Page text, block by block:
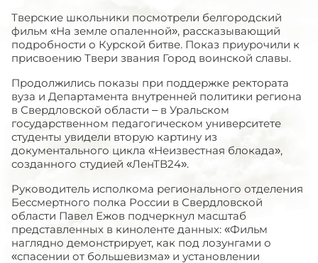
Тверские школьники посмотрели белгородский
фильм «На земле опаленной», рассказывающий
подробности о Курской битве. Показ приурочили к
присвоению Твери звания Город воинской славы.
Продолжились показы при поддержке ректората
вуза и Департамента внутренней политики региона
в Свердловской области – в Уральском
государственном педагогическом университете
студенты увидели вторую картину из
документального цикла «Неизвестная блокада»,
созданного студией «ЛенТВ24».
Руководитель исполкома регионального отделения
Бессмертного полка России в Свердловской
области Павел Ежов подчеркнул масштаб
представленных в киноленте данных: «Фильм
наглядно демонстрирует, как под лозунгами о
«спасении от большевизма» и установлении